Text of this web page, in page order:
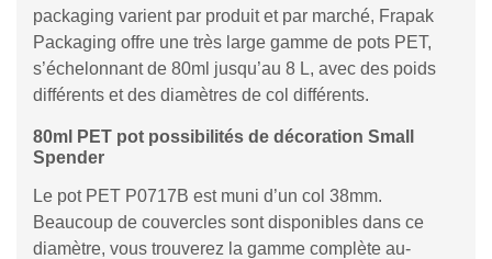
packaging varient par produit et par marché, Frapak
Packaging offre une très large gamme de pots PET,
s’échelonnant de 80ml jusqu’au 8 L, avec des poids
différents et des diamètres de col différents.
80ml PET pot possibilités de décoration Small
Spender
Le pot PET P0717B est muni d’un col 38mm.
Beaucoup de couvercles sont disponibles dans ce
diamètre, vous trouverez la gamme complète au-